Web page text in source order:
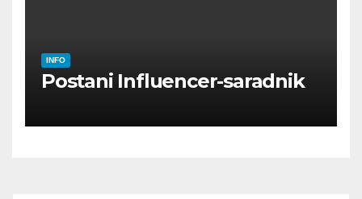
INFO
Postani Influencer-saradnik